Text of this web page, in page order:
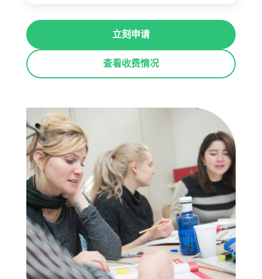
立刻申请
查看收费情况